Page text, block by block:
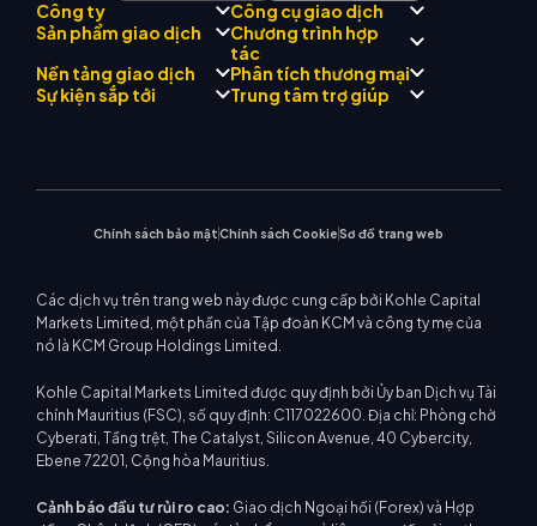
Công ty
Giới thiệu về
Đội
Drift
Triết lý công ty
Công cụ giao dịch
Cố vấn AI thương mại
KCM
Trung tâm tín hiệu thương
mại KCM
Sản phẩm giao dịch
Forex
Kim loại quý
Năng lượng
Chương trình hợp
tác
Giới thiệu Chương trình môi
Nền tảng giao dịch
MetaTrader 4
Phân tích thương mại
Nhóm phân tích thị trường
Sự kiện sắp tới Trung tâm trợ giúp
Chính sách bảo mậtChính sách CookieSơ đồ trang web
Các dịch vụ trên trang web này được cung cấp bởi Kohle Capital
Markets Limited, một phần của Tập đoàn KCM và công ty mẹ của
nó là KCM Group Holdings Limited.
Kohle Capital Markets Limited được quy định bởi Ủy ban Dịch vụ Tài
chính Mauritius (FSC), số quy định: C117022600. Địa chỉ: Phòng chờ
Cyberati, Tầng trệt, The Catalyst, Silicon Avenue, 40 Cybercity,
Ebene 72201, Cộng hòa Mauritius.
Cảnh báo đầu tư rủi ro cao: Giao dịch Ngoại hối (Forex) và Hợp